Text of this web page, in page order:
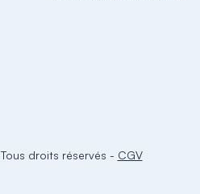
Tous droits réservés - CGV